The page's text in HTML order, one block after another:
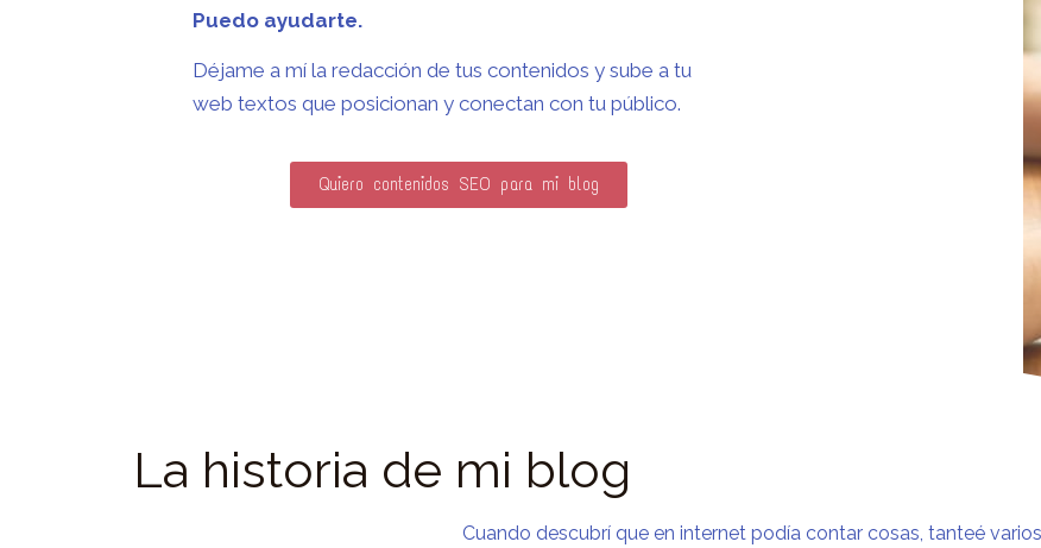
Puedo ayudarte.
Déjame a mí la redacción de tus contenidos y sube a tu
web textos que posicionan y conectan con tu público.
Quiero contenidos SEO para mi blog
La historia de mi blog
Cuando descubrí que en internet podía contar cosas, tanteé